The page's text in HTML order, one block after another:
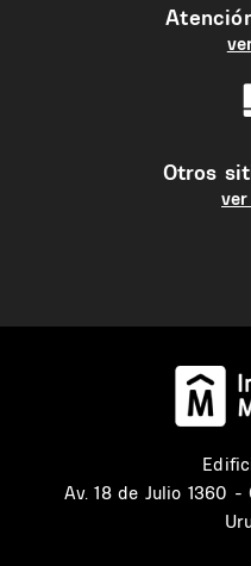
Otros
Av. 18 de Julio 1360 -